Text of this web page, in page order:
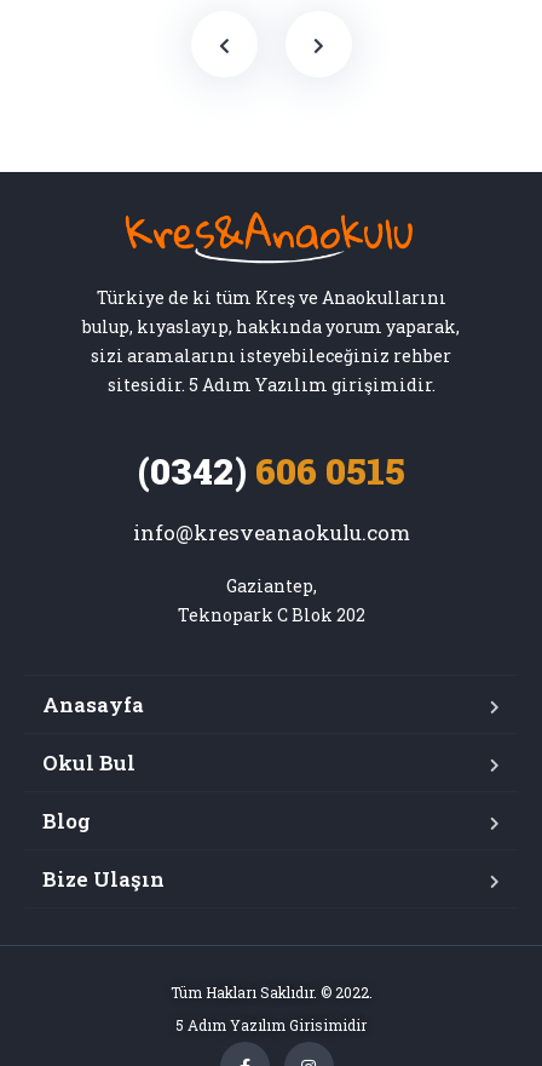
Türkiye de ki tüm Kreş ve Anaokullarını
bulup, kıyaslayıp, hakkında yorum yaparak,
sizi aramalarını isteyebileceğiniz rehber
sitesidir. 5 Adım Yazılım girişimidir.
(0342) 606 0515
info@kresveanaokulu.com
Gaziantep,
Teknopark C Blok 202
Anasayfa
Okul Bul
Blog
Bize Ulaşın
Tüm Hakları Saklıdır. © 2022.
5 Adım Yazılım Girisimidir